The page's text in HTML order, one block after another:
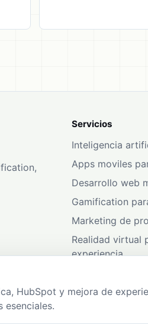
Servicios
Inteligencia
Apps moviles
Desarrollo web
Gamification
Marketing de
Realidad virtual
experiencia
HubSpot y mejora de
esenciales.